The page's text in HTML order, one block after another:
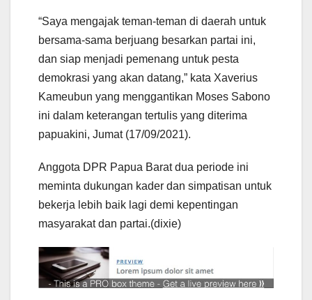
“Saya mengajak teman-teman di daerah untuk
bersama-sama berjuang besarkan partai ini,
dan siap menjadi pemenang untuk pesta
demokrasi yang akan datang,” kata Xaverius
Kameubun yang menggantikan Moses Sabono
ini dalam keterangan tertulis yang diterima
papuakini, Jumat (17/09/2021).
Anggota DPR Papua Barat dua periode ini
meminta dukungan kader dan simpatisan untuk
bekerja lebih baik lagi demi kepentingan
masyarakat dan partai.(dixie)